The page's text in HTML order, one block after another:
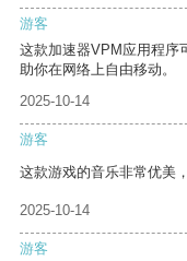
游客
这款加速器VPM应用程序
助你在网络上自由移动。
2025-10-14
游客
这款游戏的音乐非常优美
2025-10-14
游客